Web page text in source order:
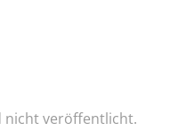
nicht veröffentlicht.